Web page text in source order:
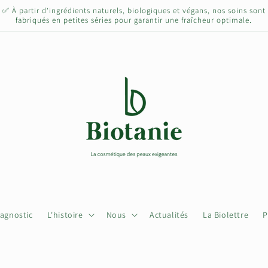
✅ À partir d'ingrédients naturels, biologiques et végans, nos soins sont
fabriqués en petites séries pour garantir une fraîcheur optimale.
L'histoire Nous Actualités La Biolettre